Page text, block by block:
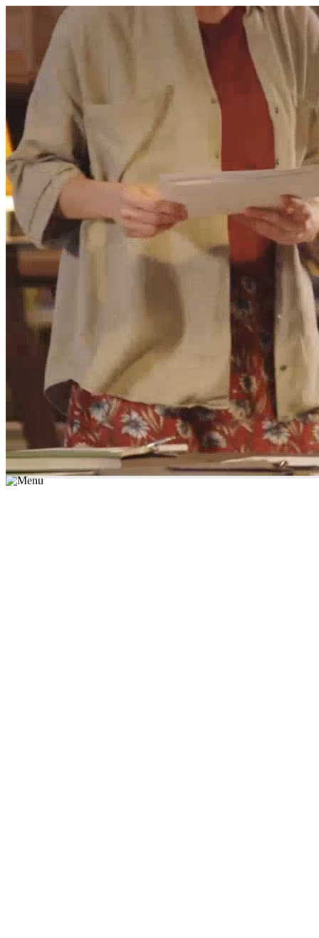
היום לומדים
מצאו מורה
הצטרפות מורים פרטיים
שירות לקוחות
משרות פתוחות
התחברות
כל הזכויות שמורות 2026 © Lessoons
חיפוש
המורים הטובים
מצאו מורה עכשיו *יש לבחור נושא לימוד / עיר מהרשימה שבשדה החיפוש
הצטרפות מורים פרטיים התחברות מצא מורה
הצטרפות מורים פרטיים התחברות מצא מורה